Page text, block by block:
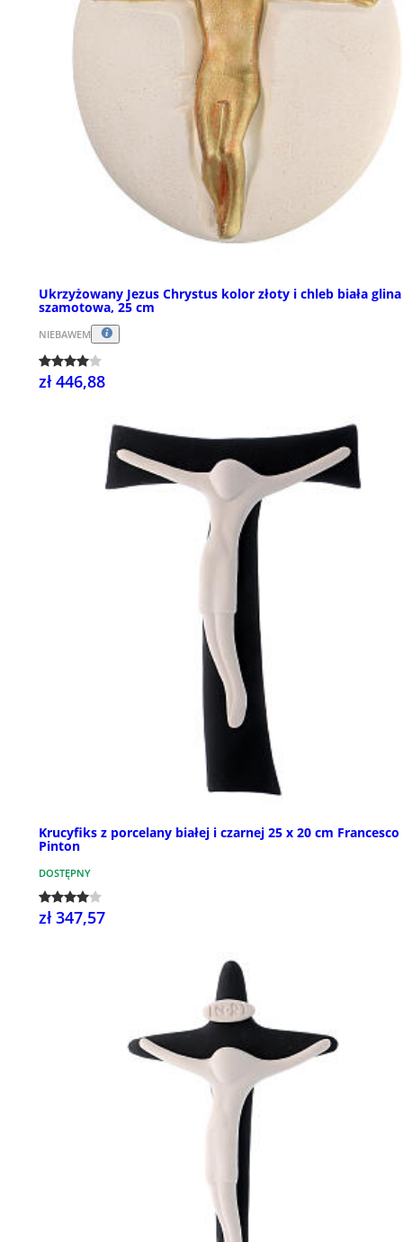
Ukrzyżowany Jezus Chrystus kolor złoty i chleb biała glina
szamotowa, 25 cm
NIEBAWEM
zł 446,88
Krucyfiks z porcelany białej i czarnej 25 x 20 cm Francesco
Pinton
DOSTĘPNY
zł 347,57